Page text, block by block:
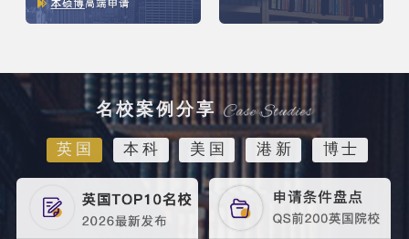
名校案例分享
英国 本科 美国 港新 博士